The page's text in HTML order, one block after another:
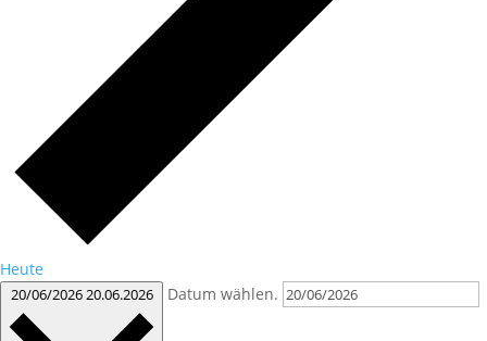
Heute
20/06/202620.06.2026 Datum wählen.